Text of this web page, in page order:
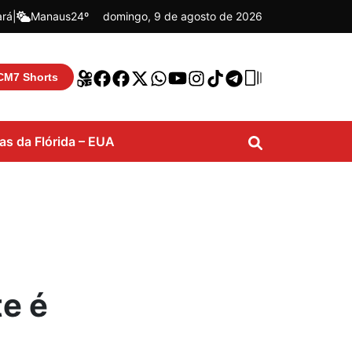
Manaus24º domingo, 9 de agosto de 2026
Shorts
da Flórida – EUA
é